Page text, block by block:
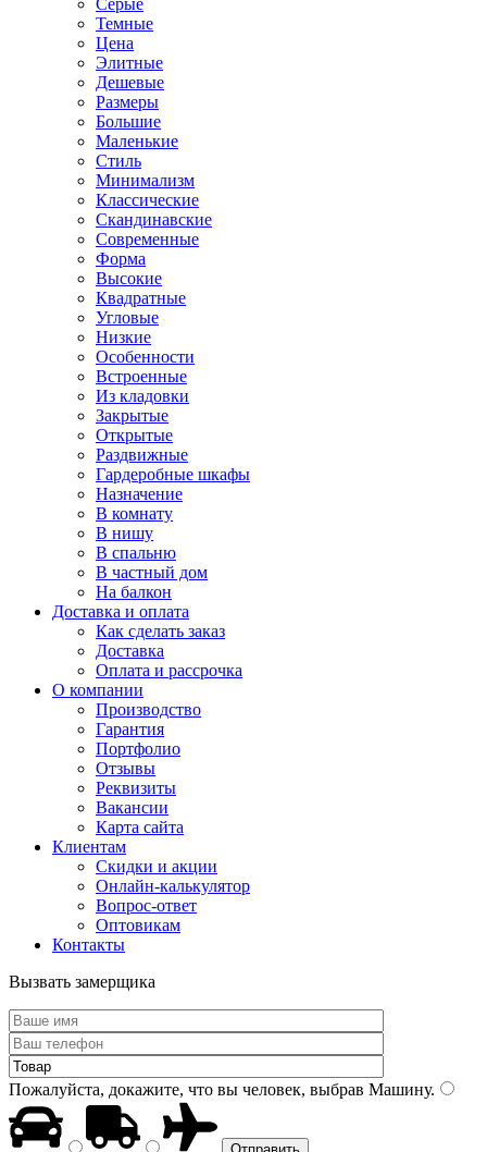
Серые
Темные
Цена
Элитные
Дешевые
Размеры
Большие
Маленькие
Стиль
Минимализм
Классические
Скандинавские
Современные
Форма
Высокие
Квадратные
Угловые
Низкие
Особенности
Встроенные
Из кладовки
Закрытые
Открытые
Раздвижные
Гардеробные шкафы
Назначение
В комнату
В нишу
В спальню
В частный дом
На балкон
Доставка и оплата
Как сделать заказ
Доставка
Оплата и рассрочка
О компании
Производство
Гарантия
Портфолио
Отзывы
Реквизиты
Вакансии
Карта сайта
Клиентам
Скидки и акции
Онлайн-калькулятор
Вопрос-ответ
Оптовикам
Контакты
Вызвать замерщика
Пожалуйста, докажите, что вы человек, выбрав Машину.